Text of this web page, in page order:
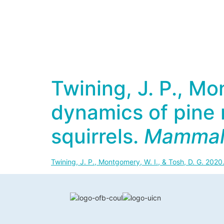
Twining, J. P.,
dynamics of pine
squirrels.
Twining, J. P., Montgomery, W. I., & Tosh, D. G.